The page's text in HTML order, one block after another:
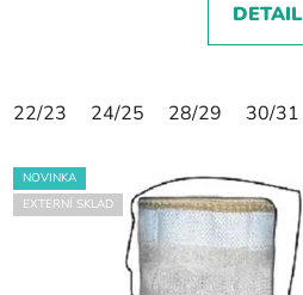
DETAIL
22/23 24/25 28/29 30/31
NOVINKA
EXTERNÍ SKLAD